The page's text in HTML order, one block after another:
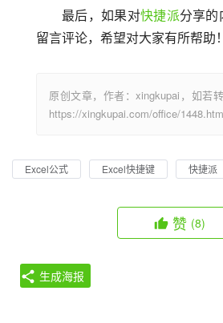
最后，如果对快捷派分享
留言评论，希望对大家有所帮助！
原创文章，作者：xingkupai，如若
https://xingkupai.com/office/
Excel公式 Excel快捷键 快捷派
赞 (8)
生成海报